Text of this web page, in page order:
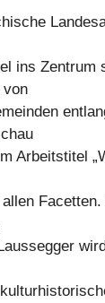
ins Zentrum
von
Arbeitstitel